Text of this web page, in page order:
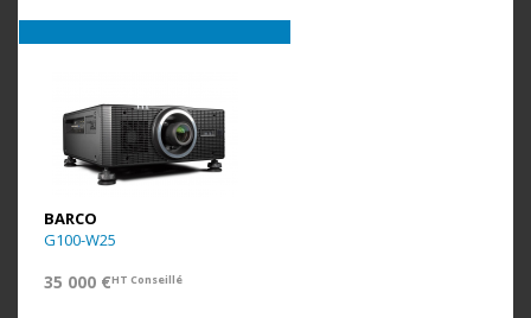
BARCO
G100-W25
35 000 €HT Conseillé